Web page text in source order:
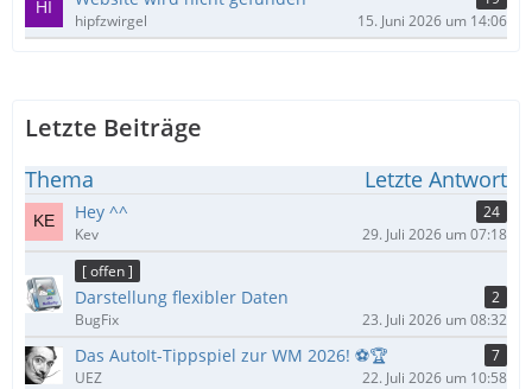
hipfzwirgel
15. Juni 2026 um 14:06
Letzte Beiträge
Thema Letzte Antwort
Hey ^^
24
Kev
29. Juli 2026 um 07:18
[ offen ]
Darstellung flexibler Daten
2
BugFix
23. Juli 2026 um 08:32
Das AutoIt-Tippspiel zur WM 2026! ⚽🏆
7
UEZ
22. Juli 2026 um 10:58